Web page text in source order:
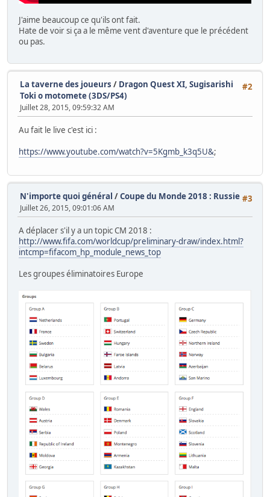
J'aime beaucoup ce qu'ils ont fait.
Hate de voir si ça a le même vent d'aventure que le précédent
ou pas.
#2
La taverne des joueurs / Dragon Quest XI, Sugisarishi
Toki o motomete (3DS/PS4)
Juillet 28, 2015, 09:59:32 AM
Au fait le live c'est ici :
https://www.youtube.com/watch?v=5Kgmb_k3q5U&;
#3
N'importe quoi général /Coupe du Monde 2018 : Russie
Juillet 26, 2015, 09:01:06 AM
A déplacer s'il y a un topic CM 2018 :
http://www.fifa.com/worldcup/preliminary-draw/index.html?
intcmp=fifacom_hp_module_news_top
Les groupes éliminatoires Europe